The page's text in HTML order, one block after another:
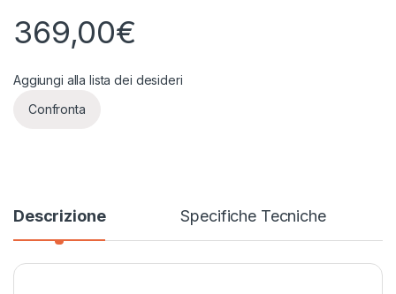
369,00€
Aggiungi alla lista dei desideri
Confronta
Descrizione Specifiche Tecniche